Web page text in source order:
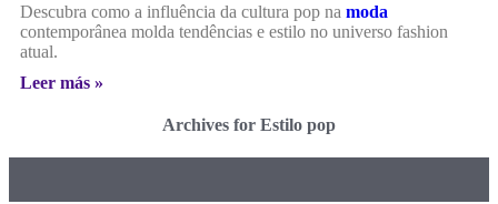
Descubra como a influência da cultura pop na moda
contemporânea molda tendências e estilo no universo fashion
atual.
Leer más »
Archives for Estilo pop